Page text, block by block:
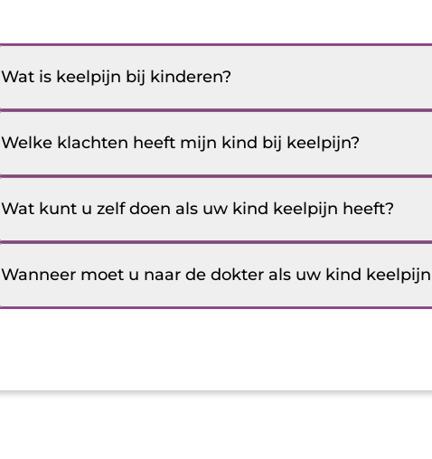
Wat is keelpijn bij kinderen?
Welke klachten heeft mijn kind bij keelpijn?
Wat kunt u zelf doen als uw kind keelpijn heeft?
Wanneer moet u naar de dokter als uw kind